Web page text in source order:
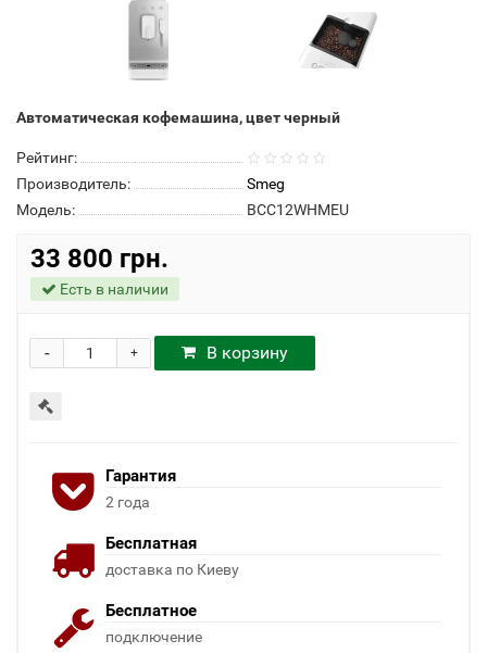
Автоматическая кофемашина, цвет черный
Рейтинг:
Производитель:
Smeg
Модель:
BCC12WHMEU
33 800 грн.
Есть в наличии
+
- В корзину
Гарантия
2 года
Бесплатная
доставка по Киеву
Бесплатное
подключение